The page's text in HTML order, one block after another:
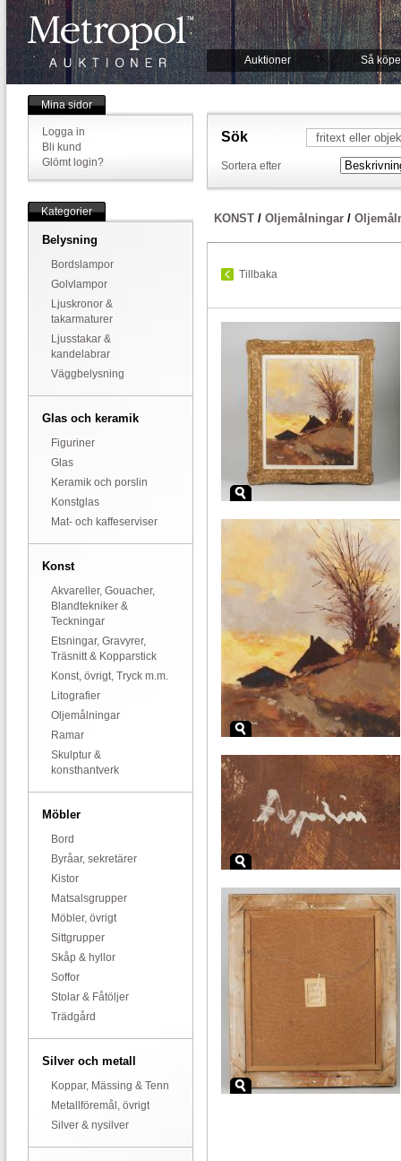
Auktioner Så
Mina sidor
Logga in
Bli kund
Glömt login?
Kategorier
Belysning
Bordslampor
Golvlampor
Ljuskronor &
takarmaturer
Ljusstakar &
kandelabrar
Väggbelysning
Glas och keramik
Figuriner
Glas
Keramik och porslin
Konstglas
Mat- och kaffeserviser
Konst
Akvareller, Gouacher,
Blandtekniker &
Teckningar
Etsningar, Gravyrer,
Träsnitt & Kopparstick
Konst, övrigt, Tryck m.m.
Litografier
Oljemålningar
Ramar
Skulptur &
konsthantverk
Möbler
Bord
Byråar, sekretärer
Kistor
Matsalsgrupper
Möbler, övrigt
Sittgrupper
Skåp & hyllor
Soffor
Stolar & Fåtöljer
Trädgård
Silver och metall
Koppar, Mässing & Tenn
Metallföremål, övrigt
Silver & nysilver
Sök
Sortera efter
KONST / Oljemålningar /
Tillbaka